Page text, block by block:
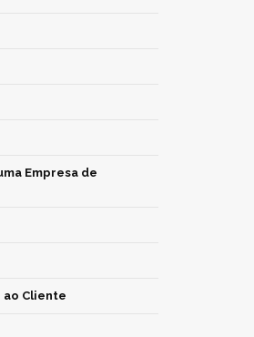
Empresa de
ao Cliente